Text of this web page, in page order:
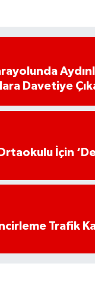
Davetiye
İçin
Trafik